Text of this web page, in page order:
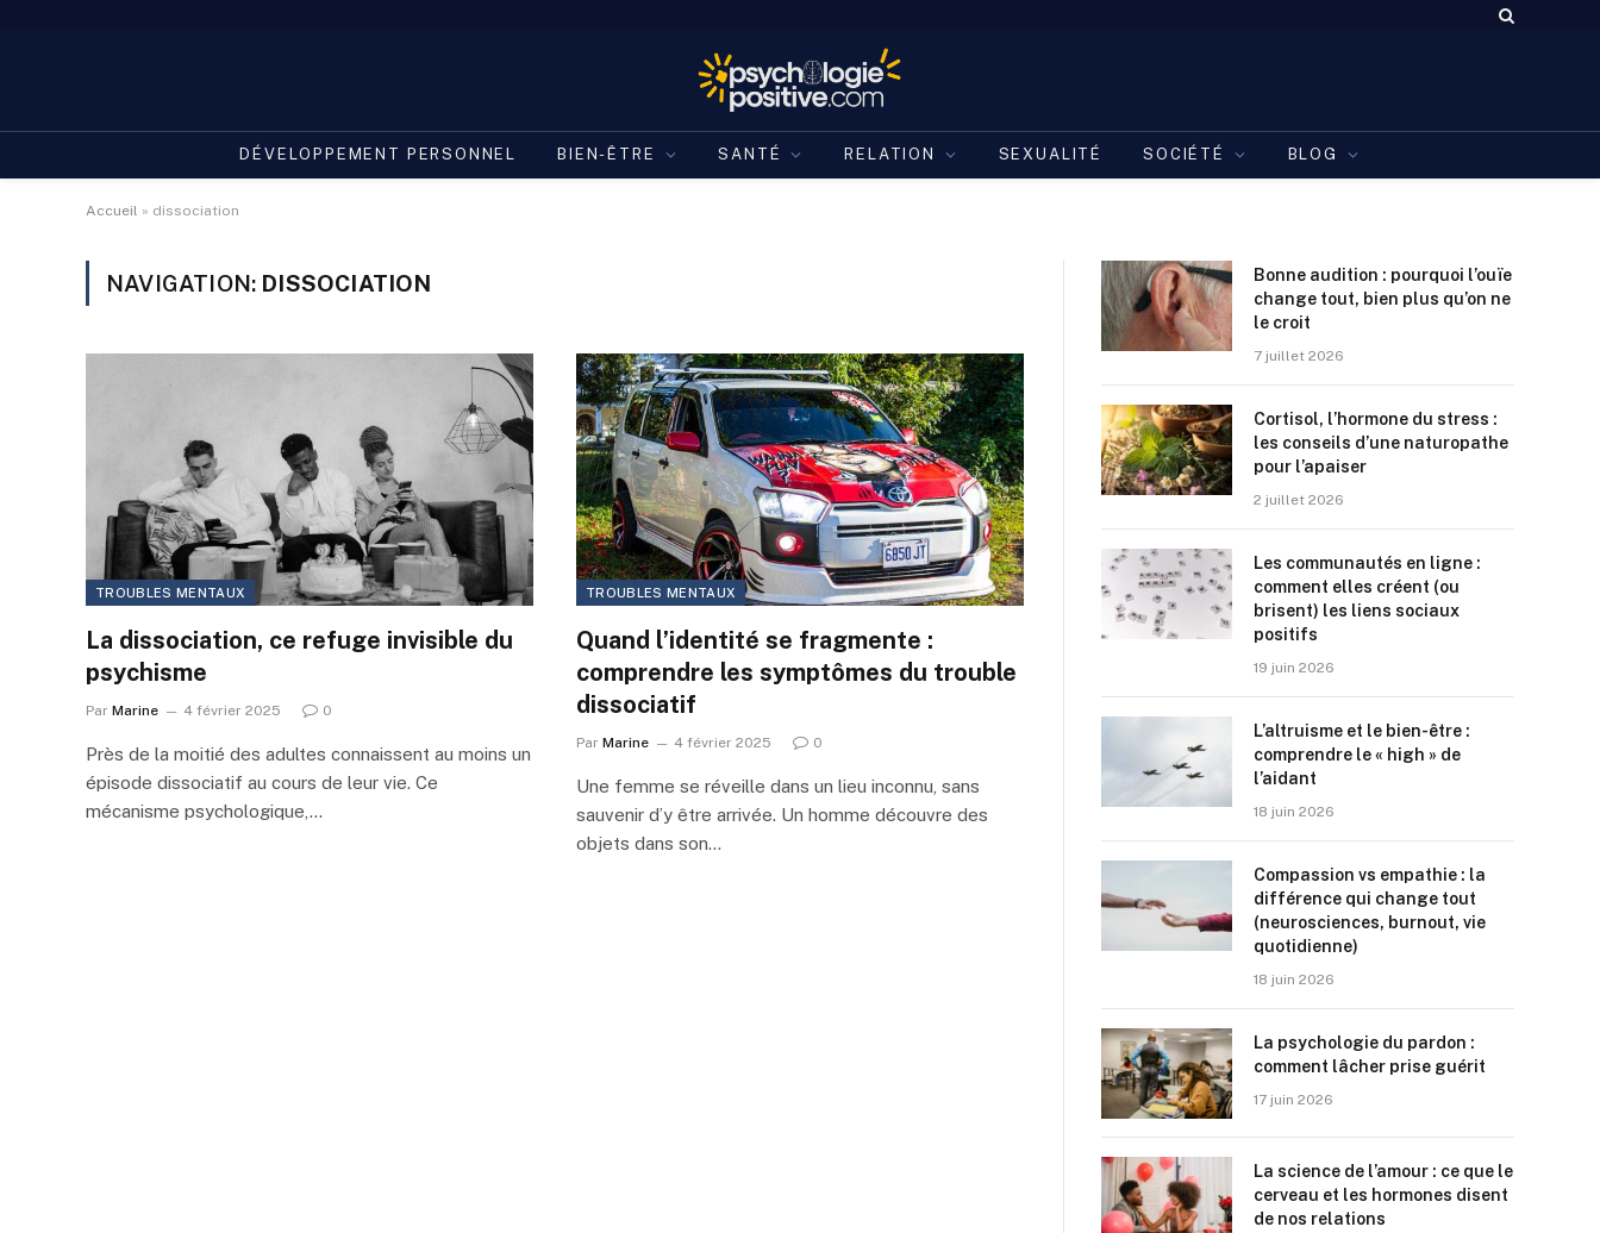
DÉVELOPPEMENT PERSONNEL BIEN-ÊTRE SANTÉ RELATION SEXUALITÉ SOCIÉTÉ BLOG
Accueil » dissociation
NAVIGATION: DISSOCIATION
TROUBLES MENTAUX
La dissociation, ce refuge invisible du
psychisme
Par Marine 4 février 2025 0
Près de la moitié des adultes connaissent au moins un
épisode dissociatif au cours de leur vie. Ce
mécanisme psychologique,…
TROUBLES MENTAUX
Quand l’identité se fragmente :
comprendre les symptômes du trouble
dissociatif
Par Marine 4 février 2025 0
Une femme se réveille dans un lieu inconnu, sans
sauvenir d’y être arrivée. Un homme découvre des
objets dans son…
Bonne audition : pourquoi l’ouïe
change tout, bien plus qu’on ne
le croit
7 juillet 2026
Cortisol, l’hormone du stress :
les conseils d’une naturopathe
pour l’apaiser
2 juillet 2026
Les communautés en ligne :
comment elles créent (ou
brisent) les liens sociaux
positifs
19 juin 2026
L’altruisme et le bien-être :
comprendre le « high » de
l’aidant
18 juin 2026
Compassion vs empathie : la
différence qui change tout
(neurosciences, burnout, vie
quotidienne)
18 juin 2026
La psychologie du pardon :
comment lâcher prise guérit
17 juin 2026
La science de l’amour : ce que le
cerveau et les hormones disent
de nos relations